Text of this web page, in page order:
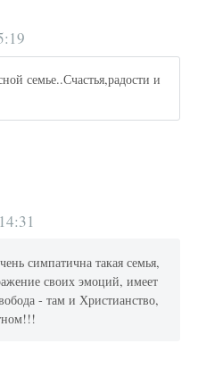
семье..Счастья,радости и
симпатична такая семья,
своих эмоций, имеет
- там и Христианство,